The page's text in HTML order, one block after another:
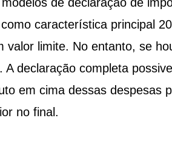
característica principal
valor limite. No entanto, se
A declaração completa
em cima dessas despesas
no final.